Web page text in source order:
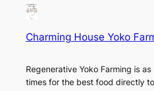
Charming House Yoko
Regenerative Yoko Farming is
times for the best food directly